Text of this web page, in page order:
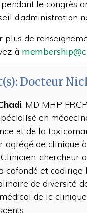
le congrès
d’administration
plus de
à
Docteur
, MD MHP
en
et de la
agrégé de clinique
chercheur
cofondé et codirige
de diversité
de la